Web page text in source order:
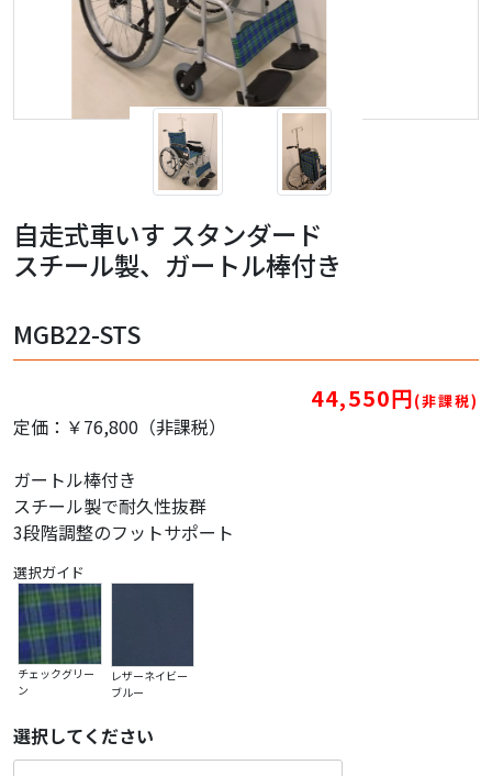
自走式車いす スタンダード
スチール製、ガートル棒付き
MGB22-STS
44,550円(非課税)
定価：￥76,800（非課税）
ガートル棒付き
スチール製で耐久性抜群
3段階調整のフットサポート
選択ガイド
チェックグリー
ン
レザーネイビー
ブルー
選択してください